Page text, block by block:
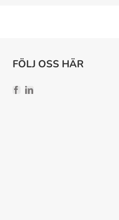
FÖLJ OSS HÄR